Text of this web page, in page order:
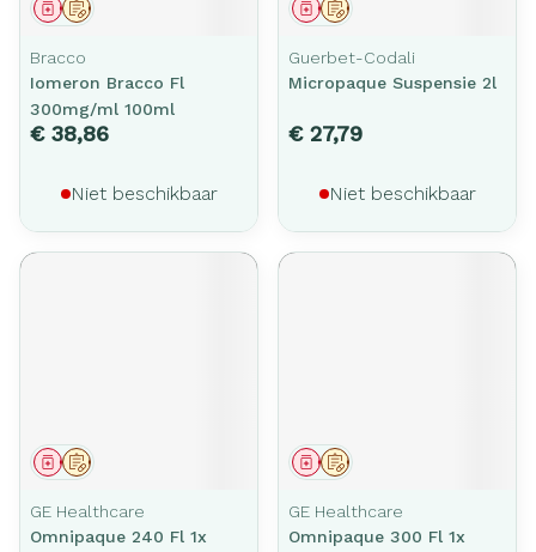
Op voorschrift
Geneesmiddel
Bracco
Iomeron Bracco Fl
300mg/ml 100ml
€ 38,86
Niet beschikbaar
Op voorschrift
Geneesmiddel
Guerbet-Codali
Micropaque Suspensie 2l
€ 27,79
Niet beschikbaar
Op voorschrift
Geneesmiddel
GE Healthcare
Omnipaque 240 Fl 1x
Op voorschrift
Geneesmiddel
GE Healthcare
Omnipaque 300 Fl 1x